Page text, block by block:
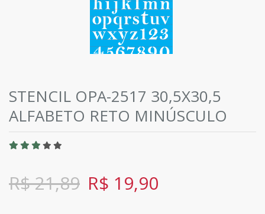
STENCIL OPA-2517 30,5X30,5
ALFABETO RETO MINÚSCULO
R$ 21,89 R$ 19,90